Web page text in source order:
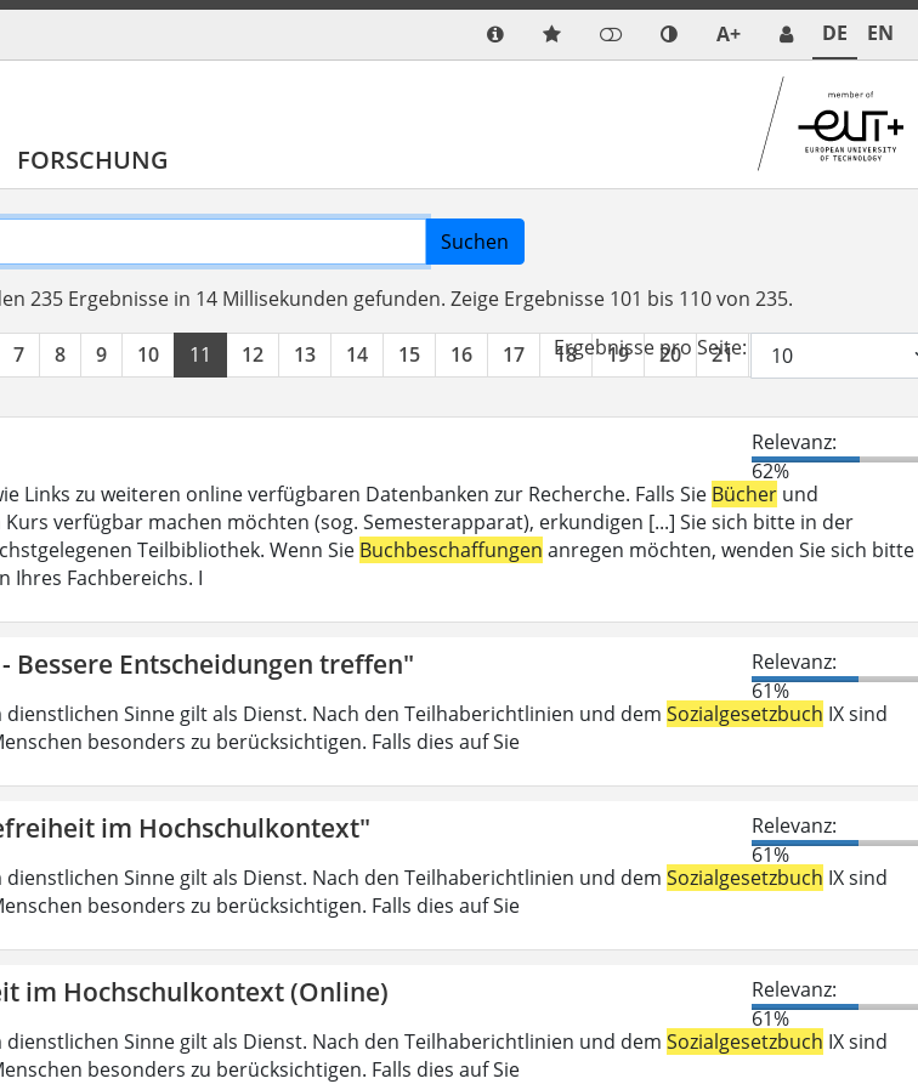
A+ DE EN
FORSCHUNG
Suchen
235 Ergebnisse in 14 Millisekunden gefunden. Zeige Ergebnisse 101 bis 110 von 235.
7 8 9 10 11 12 13 14 15 16 17 18 19 20 21 22
Ergebnisse pro Seite:
Relevanz:
62%
Links zu weiteren online verfügbaren Datenbanken zur Recherche. Falls Sie Bücher und
verfügbar machen möchten (sog. Semesterapparat), erkundigen [...] Sie sich bitte in der
Teilbibliothek. Wenn Sie Buchbeschaffungen anregen möchten, wenden Sie sich bitte
Ihres Fachbereichs. I
Bessere Entscheidungen treffen"
Relevanz:
61%
Sinne gilt als Dienst. Nach den Teilhaberichtlinien und dem Sozialgesetzbuch IX sind
besonders zu berücksichtigen. Falls dies auf Sie
im Hochschulkontext"
Relevanz:
61%
Sinne gilt als Dienst. Nach den Teilhaberichtlinien und dem Sozialgesetzbuch IX sind
besonders zu berücksichtigen. Falls dies auf Sie
im Hochschulkontext (Online)
Relevanz:
61%
Sinne gilt als Dienst. Nach den Teilhaberichtlinien und dem Sozialgesetzbuch IX sind
besonders zu berücksichtigen. Falls dies auf Sie